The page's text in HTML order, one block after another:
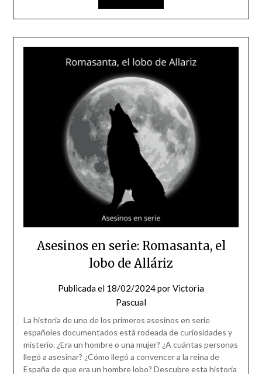
Asesinos en serie: Romasanta, el
lobo de Alláriz
Publicada el 18/02/2024porVictoria
Pascual
La historia de uno de los primeros asesinos en serie
españoles documentados está rodeada de curiosidades y
misterio. ¿Era un hombre o una mujer? ¿A cuántas personas
llegó a asesinar? ¿Cómo llegó a convencer a la reina de
España de que era un hombre lobo? Descubre esta historia